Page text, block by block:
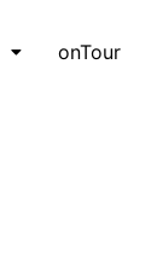
onTour